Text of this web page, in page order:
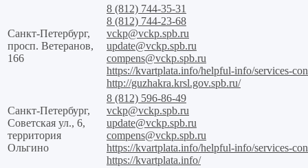
Санкт-Петербург,
просп. Ветеранов,
166
8 (812) 744-35-31
8 (812) 744-23-68
vckp@vckp.spb.ru
update@vckp.spb.ru
compens@vckp.spb.ru
https://kvartplata.info/helpful-info/services-
http://guzhakra.krsl.gov.spb.ru/
Санкт-Петербург,
Советская ул., 6,
территория
Ольгино
8 (812) 596-86-49
vckp@vckp.spb.ru
update@vckp.spb.ru
compens@vckp.spb.ru
https://kvartplata.info/helpful-info/services-
https://kvartplata.info/